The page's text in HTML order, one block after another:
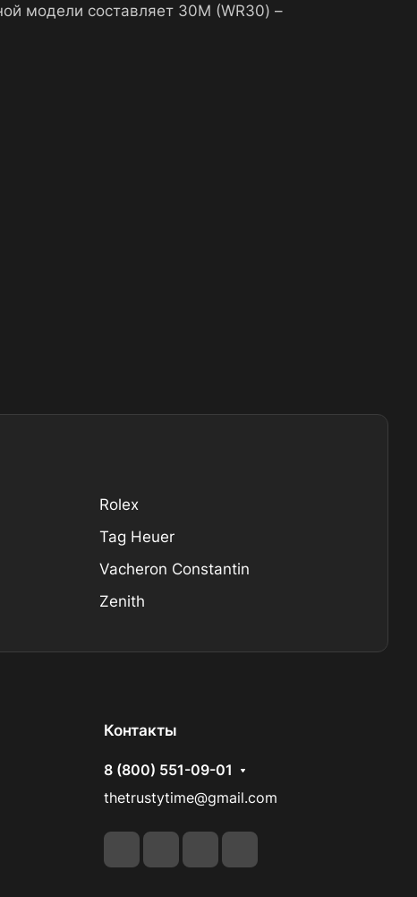
модели составляет 30М (WR30) –
Rolex
Tag Heuer
Vacheron Constantin
Zenith
Контакты
8 (800) 551-09-01
thetrustytime@gmail.com